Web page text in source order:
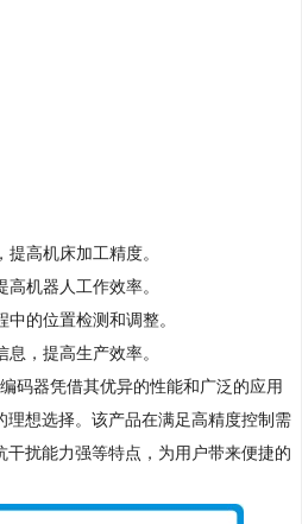
高机床加工精度。
机器人工作效率。
的位置检测和调整。
，提高生产效率。
码器凭借其优异的性能和广泛的应用
理想选择。该产品在满足高精度控制需
扰能力强等特点，为用户带来便捷的